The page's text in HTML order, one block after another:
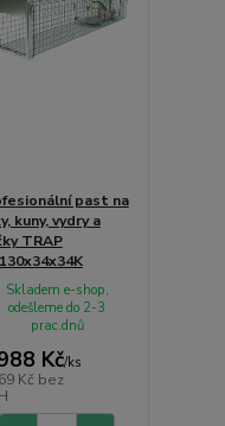
past na
kuny, vydry a
TRAP
Kč/ks
Kč bez
Skladem e-shop,
odešleme do 2-3
prac.dnů